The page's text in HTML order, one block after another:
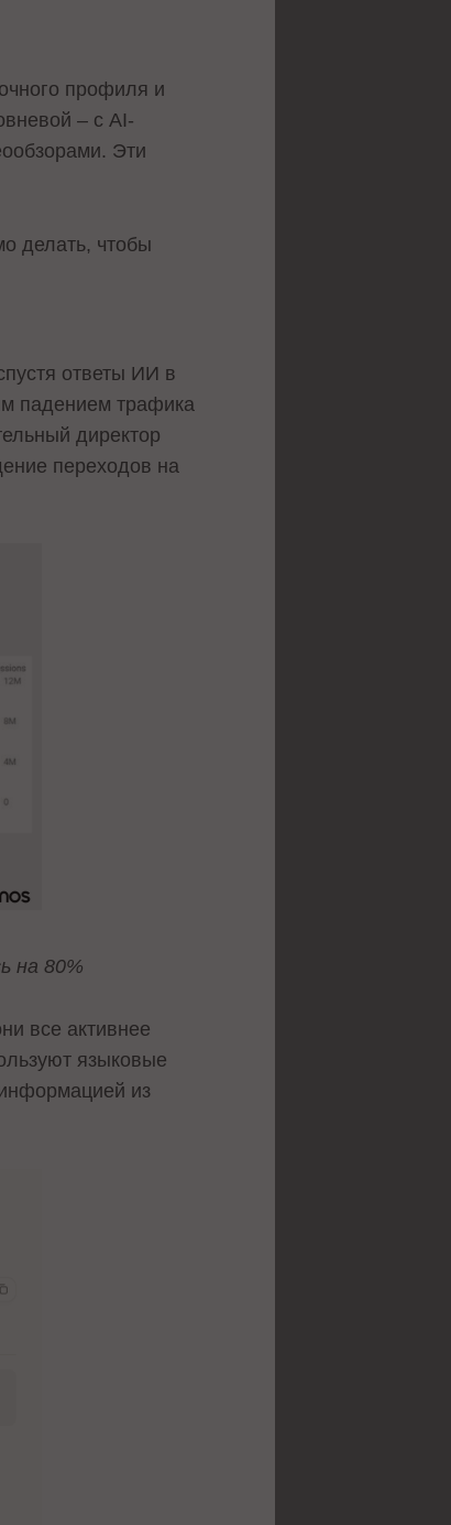
профиля и
– с AI-
Эти
делать, чтобы
ответы ИИ в
падением трафика
директор
переходов на
на 80%
все активнее
языковые
из